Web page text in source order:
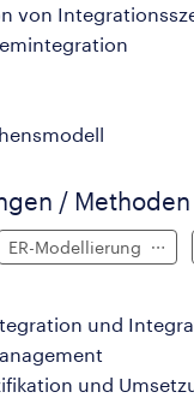
von
/ Methoden
ER-Modellierung
und
und